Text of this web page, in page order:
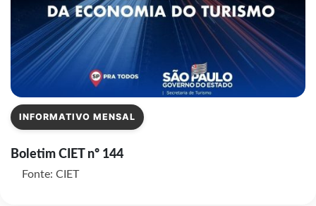
INFORMATIVO MENSAL
Boletim CIET nº 144
Fonte: CIET